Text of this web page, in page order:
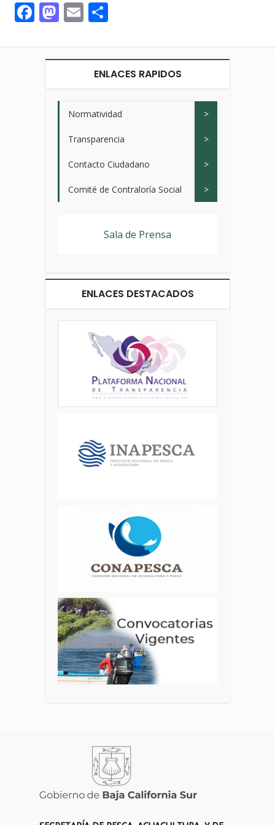
Facebook
Mastodon
Email
ENLACES RAPIDOS
Normatividad >
Transparencia >
Contacto Ciudadano >
Comité de Contraloría Social >
Sala de Prensa
ENLACES DESTACADOS